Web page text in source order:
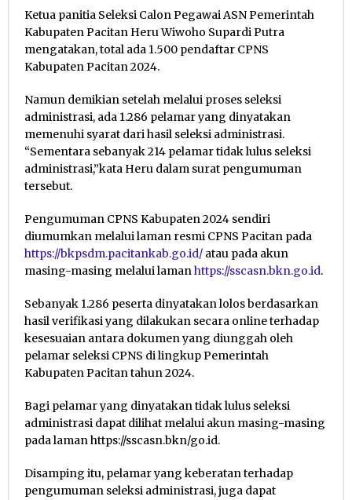
Ketua panitia Seleksi Calon Pegawai ASN Pemerintah
Kabupaten Pacitan Heru Wiwoho Supardi Putra
mengatakan, total ada 1.500 pendaftar CPNS
Kabupaten Pacitan 2024.
Namun demikian setelah melalui proses seleksi
administrasi, ada 1.286 pelamar yang dinyatakan
memenuhi syarat dari hasil seleksi administrasi.
“Sementara sebanyak 214 pelamar tidak lulus seleksi
administrasi,”kata Heru dalam surat pengumuman
tersebut.
Pengumuman CPNS Kabupaten 2024 sendiri
diumumkan melalui laman resmi CPNS Pacitan pada
https://bkpsdm.pacitankab.go.id/ atau pada akun
masing-masing melalui lamanhttps://sscasn.bkn.go.id.
Sebanyak 1.286 peserta dinyatakan lolos berdasarkan
hasil verifikasi yang dilakukan secara online terhadap
kesesuaian antara dokumen yang diunggah oleh
pelamar seleksi CPNS di lingkup Pemerintah
Kabupaten Pacitan tahun 2024.
Bagi pelamar yang dinyatakan tidak lulus seleksi
administrasi dapat dilihat melalui akun masing-masing
pada laman https://sscasn.bkn/go.id.
Disamping itu, pelamar yang keberatan terhadap
pengumuman seleksi administrasi, juga dapat